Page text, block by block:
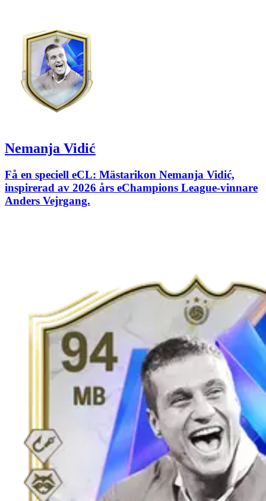
Nemanja Vidić
Få en speciell eCL: Mästarikon Nemanja Vidić,
inspirerad av 2026 års eChampions League-vinnare
Anders Vejrgang.